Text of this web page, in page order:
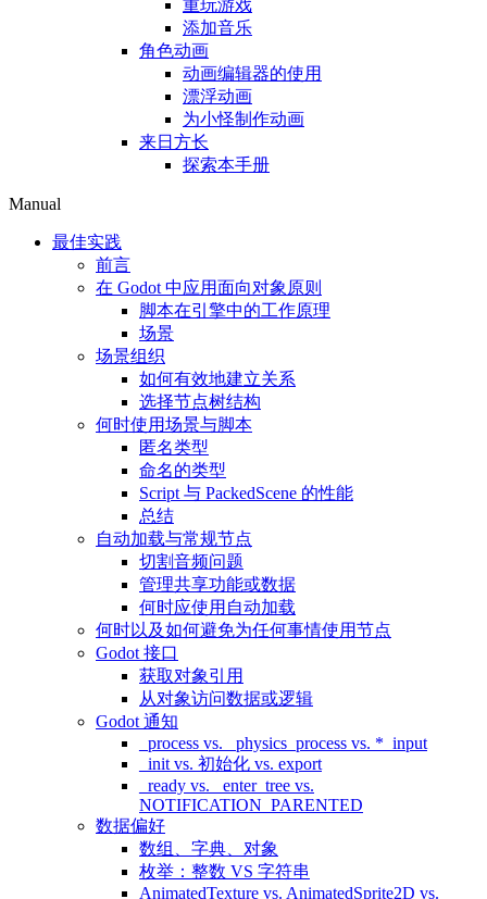
重玩游戏
添加音乐
角色动画
动画编辑器的使用
漂浮动画
为小怪制作动画
来日方长
探索本手册
Manual
最佳实践
前言
在 Godot 中应用面向对象原则
脚本在引擎中的工作原理
场景
场景组织
如何有效地建立关系
选择节点树结构
何时使用场景与脚本
匿名类型
命名的类型
Script 与 PackedScene 的性能
总结
自动加载与常规节点
切割音频问题
管理共享功能或数据
何时应使用自动加载
何时以及如何避免为任何事情使用节点
Godot 接口
获取对象引用
从对象访问数据或逻辑
Godot 通知
_process vs. _physics_process vs. *_input
_init vs. 初始化 vs. export
_ready vs. _enter_tree vs.
NOTIFICATION_PARENTED
数据偏好
数组、字典、对象
枚举：整数 VS 字符串
AnimatedTexture vs. AnimatedSprite2D vs.